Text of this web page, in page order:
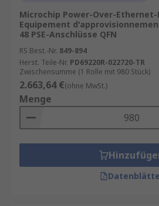
Microchip Power-Over-Ethernet-
Equipement
48 PSE-Anschlüsse QFN
RS Best.-Nr. 849-894
Herst. Teile-Nr. PD69220R-022720-TR
Zwischensumme (1 Rolle mit 980 Stück)
2.663,64 €(ohne MwSt.)
Menge